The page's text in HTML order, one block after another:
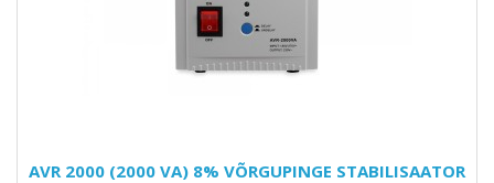
AVR 2000 (2000 VA) 8% VÕRGUPINGE STABILISAATOR